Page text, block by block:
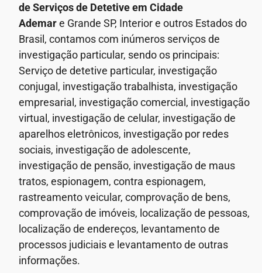
de Serviços de Detetive em Cidade
Ademare Grande SP, Interior e outros Estados do
Brasil, contamos com inúmeros serviços de
investigação particular, sendo os principais:
Serviço de detetive particular, investigação
conjugal, investigação trabalhista, investigação
empresarial, investigação comercial, investigação
virtual, investigação de celular, investigação de
aparelhos eletrônicos, investigação por redes
sociais, investigação de adolescente,
investigação de pensão, investigação de maus
tratos, espionagem, contra espionagem,
rastreamento veicular, comprovação de bens,
comprovação de imóveis, localização de pessoas,
localização de endereços, levantamento de
processos judiciais e levantamento de outras
informações.